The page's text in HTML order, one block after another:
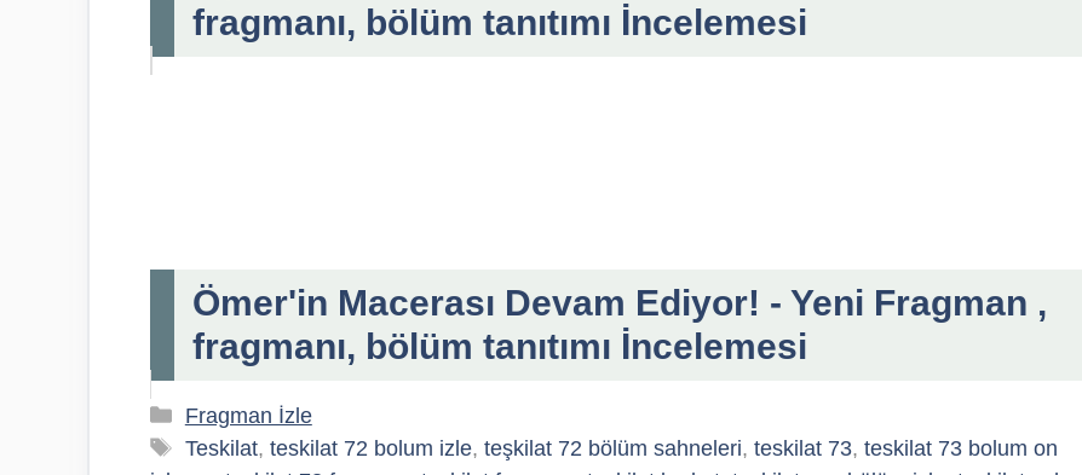
fragmanı, bölüm tanıtımı İncelemesi
Ömer'in Macerası Devam Ediyor! - Yeni Fragman ,
fragmanı, bölüm tanıtımı İncelemesi
Kategoriler
Fragman İzle
Etiketler
Teskilat, teskilat 72 bolum izle, teşkilat 72 bölüm sahneleri, teskilat 73, teskilat 73 bolum on